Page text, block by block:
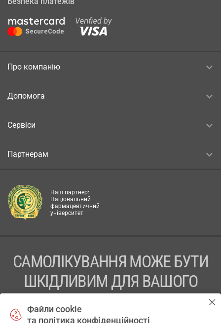
Про компанію
Допомога
Сервіси
Партнерам
Наш партнер:
Національний
фармацевтичний
університет
САМОЛІКУВАННЯ МОЖЕ БУТИ
ШКІДЛИВИМ ДЛЯ ВАШОГО
Файли cookie
та політика конфіденційності